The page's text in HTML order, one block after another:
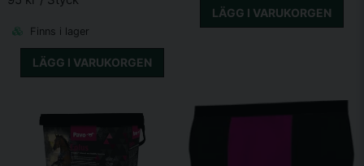
Vetenskaplig forskning
om varmblodsföl visar att det har en
första tolv månaderna för att förhindra uppkomsten av OC
och OCD.
Hur man hanterar Pavo PodoCare Liquid
Finns i lager
LÄGG I VARUKORGEN
LÄGG I VARUKORGEN